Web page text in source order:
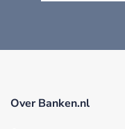
Over Banken.nl